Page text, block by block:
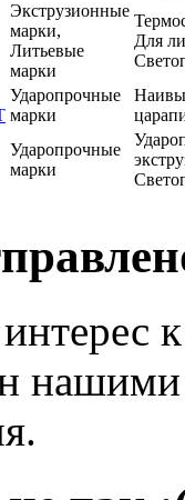
Экструзионные
марки,
Литьевые
марки
Для
Ударопрочные
марки
Ударопрочные
марки